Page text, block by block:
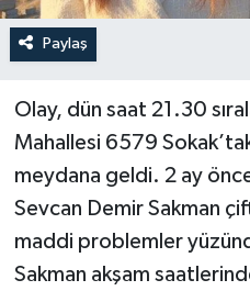
Paylaş
Olay, dün saat 21.30
Mahallesi 6579
meydana geldi. 2 ay
Sevcan Demir Sakman
maddi problemler
Sakman akşam